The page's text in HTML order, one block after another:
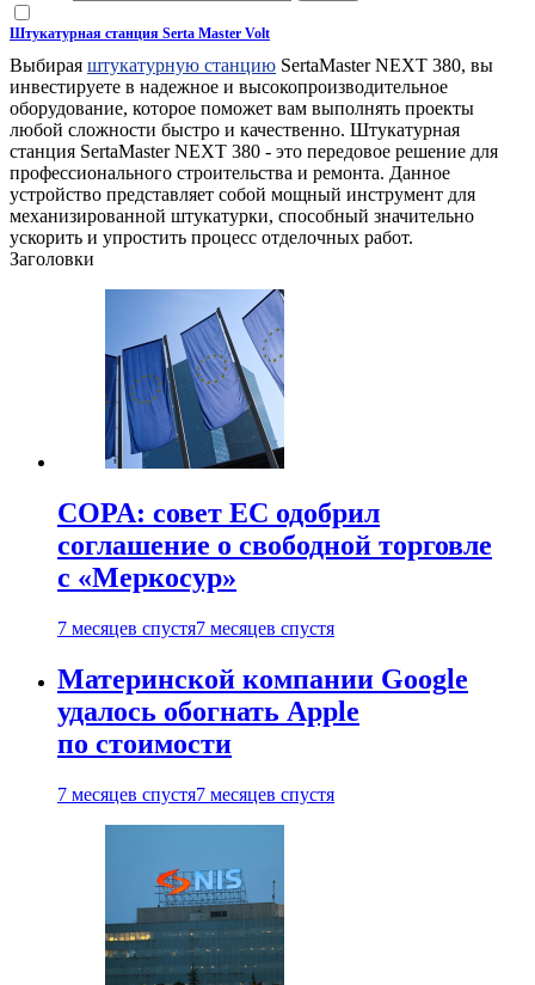
Штукатурная станция Serta Master Volt
Выбирая штукатурную станцию SertaMaster NEXT 380, вы
инвестируете в надежное и высокопроизводительное
оборудование, которое поможет вам выполнять проекты
любой сложности быстро и качественно. Штукатурная
станция SertaMaster NEXT 380 - это передовое решение для
профессионального строительства и ремонта. Данное
устройство представляет собой мощный инструмент для
механизированной штукатурки, способный значительно
ускорить и упростить процесс отделочных работ.
Заголовки
COPA: совет ЕС одобрил
соглашение о свободной торговле
с «Меркосур»
7 месяцев спустя7 месяцев спустя
Материнской компании Google
удалось обогнать Apple
по стоимости
7 месяцев спустя7 месяцев спустя